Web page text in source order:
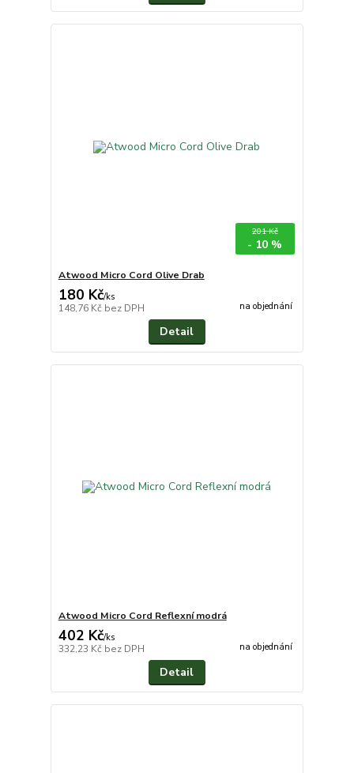
201 Kč
- 10 %
Atwood Micro Cord Olive Drab
180 Kč/ks
148,76 Kč bez DPH na objednání
Detail
Atwood Micro Cord Reflexní modrá
402 Kč/ks
332,23 Kč bez DPH na objednání
Detail